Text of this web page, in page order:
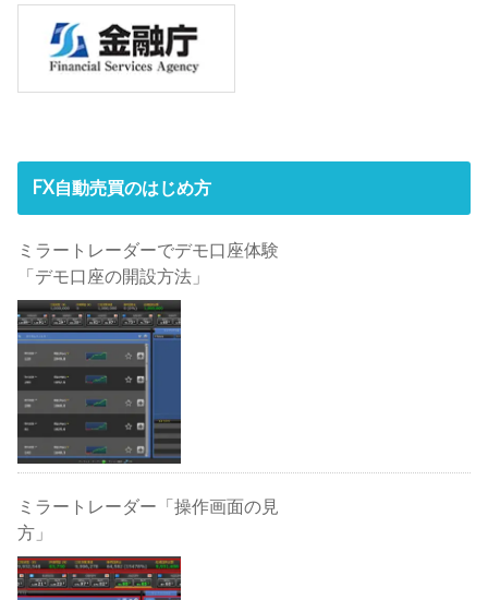
FX自動売買のはじめ方
ミラートレーダーでデモ口座体験
「デモ口座の開設方法」
ミラートレーダー「操作画面の見
方」